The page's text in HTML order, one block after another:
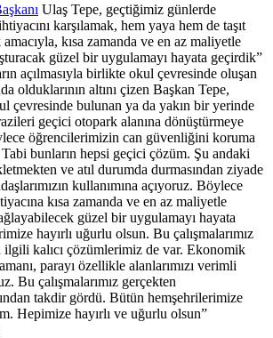
Ulaş Tepe, geçtiğimiz günlerde
karşılamak, hem yaya hem de taşıt
kısa zamanda ve en az maliyetle
güzel bir uygulamayı hayata geçirdik”
açılmasıyla birlikte okul çevresinde oluşan
olduklarının altını çizen Başkan Tepe,
çevresinde bulunan ya da yakın bir yerinde
geçici otopark alanına dönüştürmeye
öğrencilerimizin can güvenliğini koruma
Tabi bunların hepsi geçici çözüm. Şu andaki
ve atıl durumda durmasından ziyade
kullanımına açıyoruz. Böylece
kısa zamanda ve en az maliyetle
güzel bir uygulamayı hayata
hayırlı uğurlu olsun. Bu çalışmalarımız
kalıcı çözümlerimiz de var. Ekonomik
parayı özellikle alanlarımızı verimli
Bu çalışmalarımız gerçekten
takdir gördü. Bütün hemşehrilerimize
Hepimize hayırlı ve uğurlu olsun”